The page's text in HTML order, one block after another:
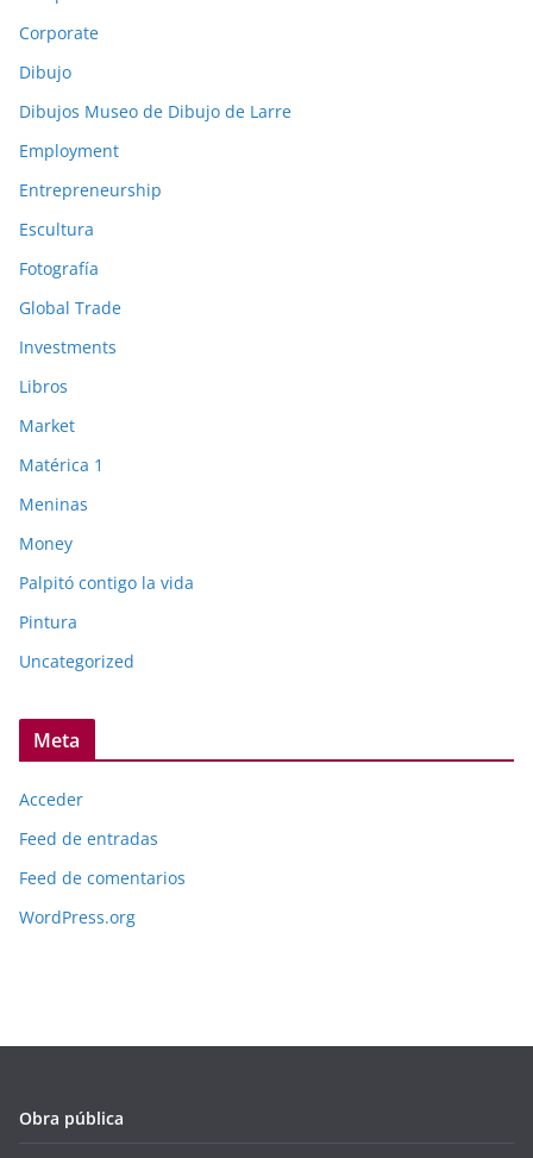
Corporate
Dibujo
Dibujos Museo de Dibujo de Larre
Employment
Entrepreneurship
Escultura
Fotografía
Global Trade
Investments
Libros
Market
Matérica 1
Meninas
Money
Palpitó contigo la vida
Pintura
Uncategorized
Meta
Acceder
Feed de entradas
Feed de comentarios
WordPress.org
Obra pública